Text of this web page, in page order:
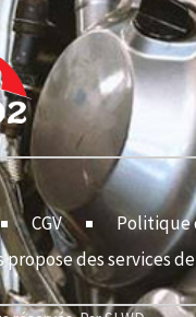
CGV
Politique
propose des services